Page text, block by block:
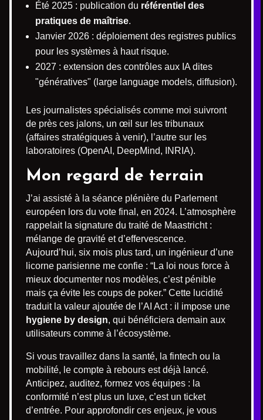
Été 2025 : publication du référentiel des
pratiques de maîtrise.
Janvier 2026 : déploiement des registres publics
pour les systèmes à haut risque.
2027 : extension des contrôles aux IA dites
"génératives" (large language models, diffusion).
Les journalistes spécialisés comme moi suivront
de près ces jalons, un œil sur les tribunaux
(affaires stratégiques à venir), l’autre sur les
laboratoires (OpenAI, DeepMind, INRIA).
Mon regard de terrain
J’ai assisté à la séance plénière du Parlement
européen lors du vote final, en 2024. L’atmosphère
rappelait la signature du traité de Maastricht :
mélange de gravité et d’effervescence.
Aujourd’hui, six mois plus tard, un ingénieur d’une
licorne parisienne me confie : “La loi nous force à
mieux documenter nos modèles, c’est pénible
mais ça évite les coups de poker.” Cette lucidité
traduit la valeur ajoutée de l’AI Act : il impose une
hygiene by design, qui bénéficiera demain aux
utilisateurs comme à l’écosystème.
Si vous travaillez dans la santé, la fintech ou la
mobilité, le compte à rebours est déjà lancé.
Anticipez, auditez, formez vos équipes : la
conformité n’est plus un luxe, c’est un ticket
d’entrée. Pour approfondir ces enjeux, je vous